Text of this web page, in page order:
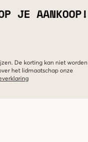
JE AANKOOP!
De korting kan niet worden
het lidmaatschap onze